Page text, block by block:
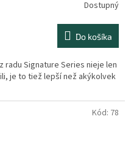
Dostupný
Do košíka
Signature Series nieje len
je to tiež lepší než akýkolvek
Kód: 78